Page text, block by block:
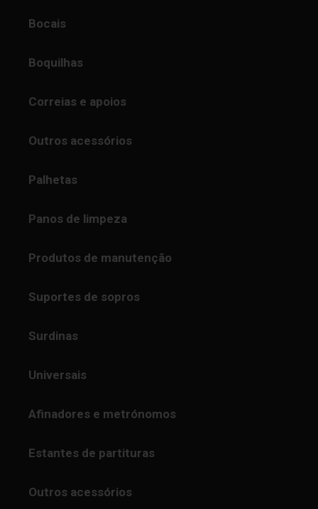
Bocais
Boquilhas
Correias e apoios
Outros acessórios
Palhetas
Panos de limpeza
Produtos de manutenção
Suportes de sopros
Surdinas
Universais
Afinadores e metrónomos
Estantes de partituras
Outros acessórios